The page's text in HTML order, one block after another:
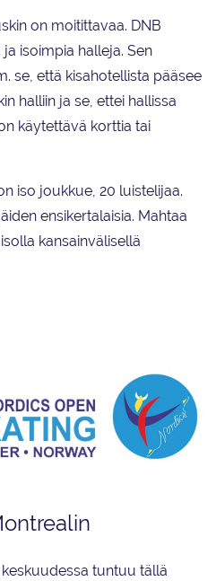
on moitittavaa. DNB
isoimpia halleja. Sen
se, että kisahotellista pääsee
halliin ja se, ettei hallissa
käytettävä korttia tai
iso joukkue, 20 luistelijaa.
ensikertalaisia. Mahtaa
kansainvälisellä
tuntuu tällä